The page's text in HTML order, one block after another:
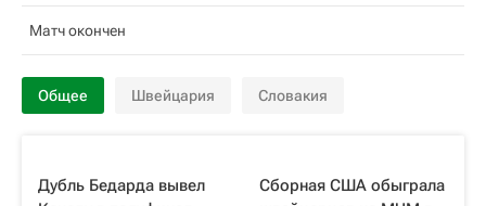
Матч окончен
Общее Швейцария Словакия
Дубль Бедарда вывел
Сборная США обыграла